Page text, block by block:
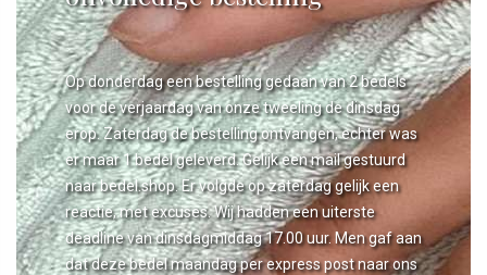
Op donderdag een bestelling gedaan van 2 bedels
voor de verjaardag van onze tweeling de dinsdag
erop. Zaterdag de bestelling ontvangen, echter was
er maar 1 bedel geleverd. Gelijk een mail gestuurd
naar bedel.shop. Er volgde op zaterdag gelijk een
reactie, met excuses. Wij hadden een uiterste
deadline van dinsdagmiddag 17.00 uur. Men gaf aan
dat deze bedel maandag per express post naar ons